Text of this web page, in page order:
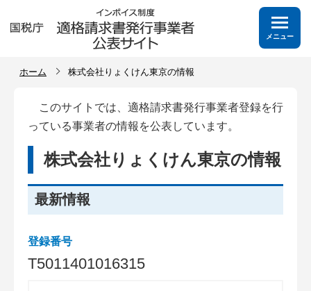
メニュー
ホーム 株式会社りょくけん東京の情報
このサイトでは、適格請求書発行事業者登録を行
っている事業者の情報を公表しています。
株式会社りょくけん東京の情報
最新情報
登録番号
T5011401016315